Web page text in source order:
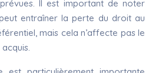
Il est important de noter
entraîner la perte du droit au
mais cela n’affecte pas le